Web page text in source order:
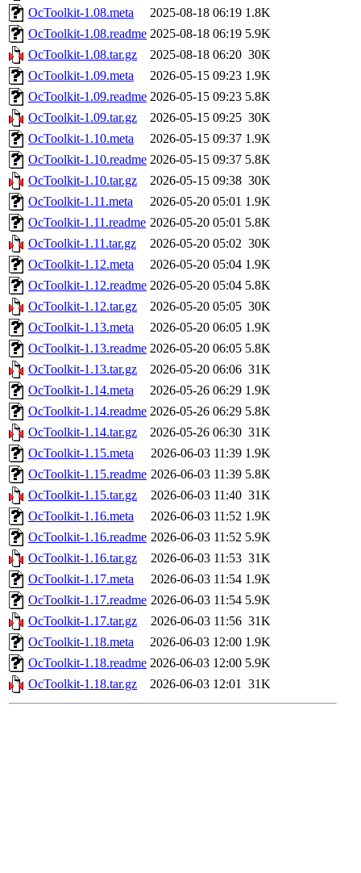
OcToolkit-1.08.meta
2025-08-18 06:19 1.8K
OcToolkit-1.08.readme 2025-08-18 06:19 5.9K
OcToolkit-1.08.tar.gz
2025-08-18 06:20 30K
OcToolkit-1.09.meta
2026-05-15 09:23 1.9K
OcToolkit-1.09.readme 2026-05-15 09:23 5.8K
OcToolkit-1.09.tar.gz
2026-05-15 09:25 30K
OcToolkit-1.10.meta
2026-05-15 09:37 1.9K
OcToolkit-1.10.readme 2026-05-15 09:37 5.8K
OcToolkit-1.10.tar.gz
2026-05-15 09:38 30K
OcToolkit-1.11.meta
2026-05-20 05:01 1.9K
OcToolkit-1.11.readme 2026-05-20 05:01 5.8K
OcToolkit-1.11.tar.gz
2026-05-20 05:02 30K
OcToolkit-1.12.meta
2026-05-20 05:04 1.9K
OcToolkit-1.12.readme 2026-05-20 05:04 5.8K
OcToolkit-1.12.tar.gz
2026-05-20 05:05 30K
OcToolkit-1.13.meta
2026-05-20 06:05 1.9K
OcToolkit-1.13.readme 2026-05-20 06:05 5.8K
OcToolkit-1.13.tar.gz
2026-05-20 06:06 31K
OcToolkit-1.14.meta
2026-05-26 06:29 1.9K
OcToolkit-1.14.readme 2026-05-26 06:29 5.8K
OcToolkit-1.14.tar.gz
2026-05-26 06:30 31K
OcToolkit-1.15.meta
2026-06-03 11:39 1.9K
OcToolkit-1.15.readme 2026-06-03 11:39 5.8K
OcToolkit-1.15.tar.gz
2026-06-03 11:40 31K
OcToolkit-1.16.meta
2026-06-03 11:52 1.9K
OcToolkit-1.16.readme 2026-06-03 11:52 5.9K
OcToolkit-1.16.tar.gz
2026-06-03 11:53 31K
OcToolkit-1.17.meta
2026-06-03 11:54 1.9K
OcToolkit-1.17.readme 2026-06-03 11:54 5.9K
OcToolkit-1.17.tar.gz
2026-06-03 11:56 31K
OcToolkit-1.18.meta
2026-06-03 12:00 1.9K
OcToolkit-1.18.readme 2026-06-03 12:00 5.9K
OcToolkit-1.18.tar.gz
2026-06-03 12:01 31K